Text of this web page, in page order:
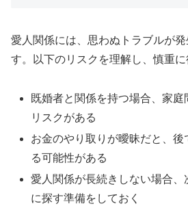
愛人関係には、思わぬトラブルが
す。以下のリスクを理解し、慎重に
既婚者と関係を持つ場合、家庭
リスクがある
お金のやり取りが曖昧だと、後
る可能性がある
愛人関係が長続きしない場合
に探す準備をしておく